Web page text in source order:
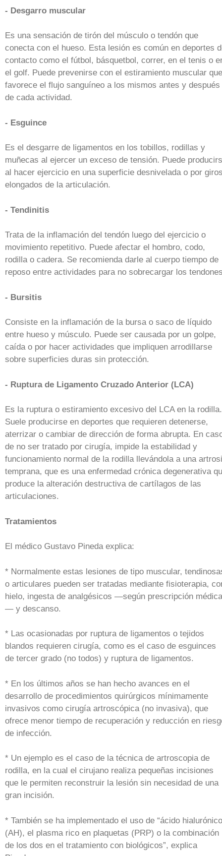
- Desgarro muscular
Es una sensación de tirón del músculo o tendón que
conecta con el hueso. Esta lesión es común en deportes
contacto como el fútbol, básquetbol, correr, en el tenis o
el golf. Puede prevenirse con el estiramiento muscular que
favorece el flujo sanguíneo a los mismos antes y después
de cada actividad.
- Esguince
Es el desgarre de ligamentos en los tobillos, rodillas y
muñecas al ejercer un exceso de tensión. Puede
al hacer ejercicio en una superficie desnivelada o por
elongados de la articulación.
- Tendinitis
Trata de la inflamación del tendón luego del ejercicio o
movimiento repetitivo. Puede afectar el hombro, codo,
rodilla o cadera. Se recomienda darle al cuerpo tiempo de
reposo entre actividades para no sobrecargar los
- Bursitis
Consiste en la inflamación de la bursa o saco de líquido
entre hueso y músculo. Puede ser causada por un golpe,
caída o por hacer actividades que impliquen arrodillarse
sobre superficies duras sin protección.
- Ruptura de Ligamento Cruzado Anterior (LCA)
Es la ruptura o estiramiento excesivo del LCA en la rodilla.
Suele producirse en deportes que requieren detenerse,
aterrizar o cambiar de dirección de forma abrupta. En
de no ser tratado por cirugía, impide la estabilidad y
funcionamiento normal de la rodilla llevándola a una
temprana, que es una enfermedad crónica degenerativa
produce la alteración destructiva de cartílagos de las
articulaciones.
Tratamientos
El médico Gustavo Pineda explica:
* Normalmente estas lesiones de tipo muscular,
o articulares pueden ser tratadas mediante fisioterapia,
hielo, ingesta de analgésicos —según prescripción médica
— y descanso.
* Las ocasionadas por ruptura de ligamentos o tejidos
blandos requieren cirugía, como es el caso de esguinces
de tercer grado (no todos) y ruptura de ligamentos.
* En los últimos años se han hecho avances en el
desarrollo de procedimientos quirúrgicos mínimamente
invasivos como cirugía artroscópica (no invasiva), que
ofrece menor tiempo de recuperación y reducción en
de infección.
* Un ejemplo es el caso de la técnica de artroscopia de
rodilla, en la cual el cirujano realiza pequeñas incisiones
que le permiten reconstruir la lesión sin necesidad de una
gran incisión.
* También se ha implementado el uso de “ácido hialurónico
(AH), el plasma rico en plaquetas (PRP) o la combinación
de los dos en el tratamiento con biológicos”, explica